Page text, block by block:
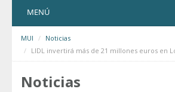
MENÚ
MUI
Noticias
LIDL invertirá más de 21 millones euros en
Noticias